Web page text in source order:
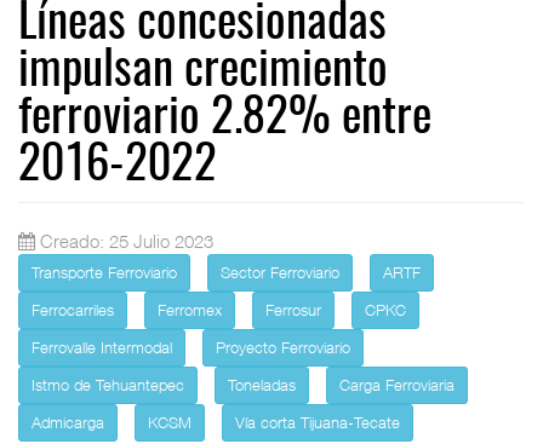
Líneas concesionadas
impulsan crecimiento
ferroviario 2.82% entre
2016-2022
Creado: 25 Julio 2023
Transporte Ferroviario Sector Ferroviario
ARTF
Ferrocarriles
Ferromex Ferrosur
CPKC
Ferrovalle Intermodal
Proyecto Ferroviario
Istmo de Tehuantepec
Toneladas
Carga Ferroviaria
Admicarga
KCSM Vía corta Tijuana-Tecate